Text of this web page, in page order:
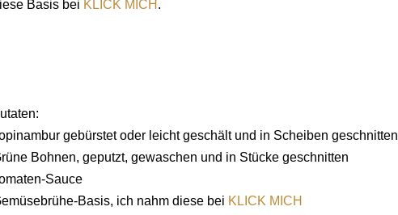
Basis bei KLICK MICH .
gebürstet oder leicht geschält und in Scheiben geschnitten
Bohnen, geputzt, gewaschen und in Stücke geschnitten
Sauce
Basis, ich nahm diese bei KLICK MICH